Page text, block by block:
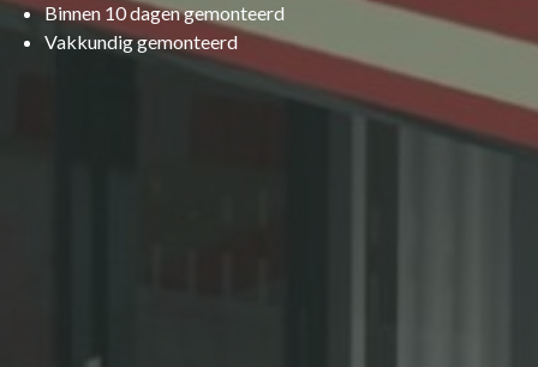
Binnen 10 dagen gemonteerd
Vakkundig gemonteerd